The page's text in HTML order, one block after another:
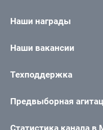
Наши награды
Наши вакансии
Техподдержка
Предвыборная
Статистика канала в